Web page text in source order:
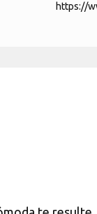
https://